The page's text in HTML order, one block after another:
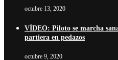
octubre 13, 2020
VÍDEO: Piloto se marcha
partiera en pedazos
octubre 9, 2020